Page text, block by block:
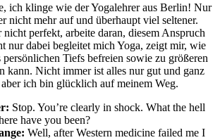
ich klinge wie der Yogalehrer aus Berlin! Nur
nicht mehr auf und überhaupt viel seltener.
perfekt, arbeite daran, diesem Anspruch
nur dabei begleitet mich Yoga, zeigt mir, wie
Tiefs befreien sowie zu größeren
kann. Nicht immer ist alles nur gut und ganz
ich bin glücklich auf meinem Weg.
Stop. You’re clearly in shock. What the hell
have you been?
Well, after Western medicine failed me I